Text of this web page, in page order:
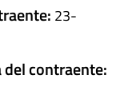
23-
contraente: